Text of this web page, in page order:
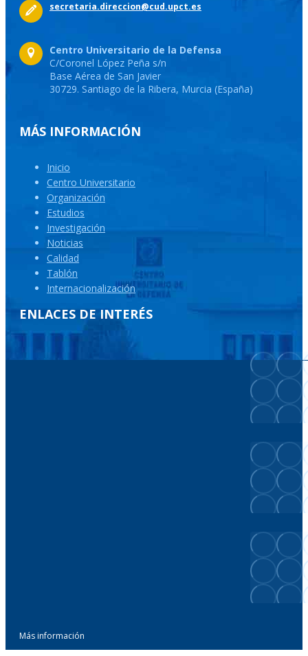
secretaria.direccion@cud.upct.es
Centro Universitario de la Defensa
C/Coronel López Peña s/n
Base Aérea de San Javier
30729. Santiago de la Ribera, Murcia (España)
MÁS INFORMACIÓN
Inicio
Centro Universitario
Organización
Estudios
Investigación
Noticias
Calidad
Tablón
Internacionalización
ENLACES DE INTERÉS
Más información